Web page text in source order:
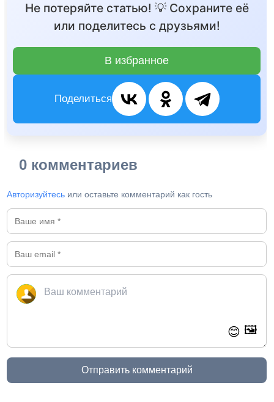
Не потеряйте статью! 💡 Сохраните её
или поделитесь с друзьями!
В избранное
Поделиться
0 комментариев
Авторизуйтесь или оставьте комментарий как гость
😊 🖼️
Отправить комментарий